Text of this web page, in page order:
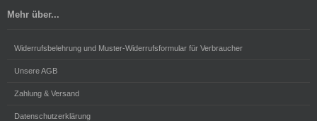
Mehr über...
Widerrufsbelehrung und Muster-Widerrufsformular für Verbraucher
Unsere AGB
Zahlung & Versand
Datenschutzerklärung